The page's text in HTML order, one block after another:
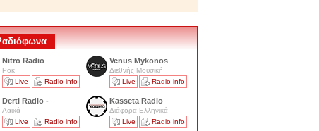
Nitro Radio
Ροκ
Live
Radio info
Venus Mykonos
Διεθνής Μουσική
Live
Radio info
Derti Radio -
Λαϊκά
Live
Radio info
Kasseta Radio
Διάφορα Ελληνικά
Live
Radio info